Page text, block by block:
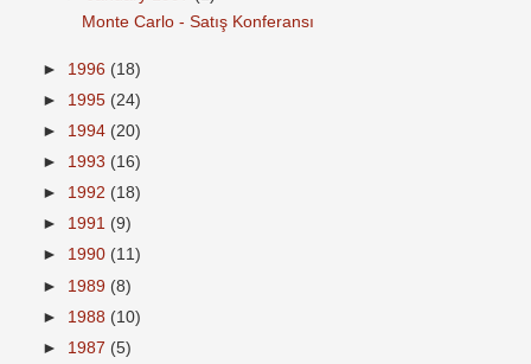
Monte Carlo - Satış Konferansı
► 1996 (18)
► 1995 (24)
► 1994 (20)
► 1993 (16)
► 1992 (18)
► 1991 (9)
► 1990 (11)
► 1989 (8)
► 1988 (10)
► 1987 (5)